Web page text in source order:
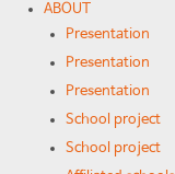
ABOUT
Presentation
Presentation
Presentation
School project
School project